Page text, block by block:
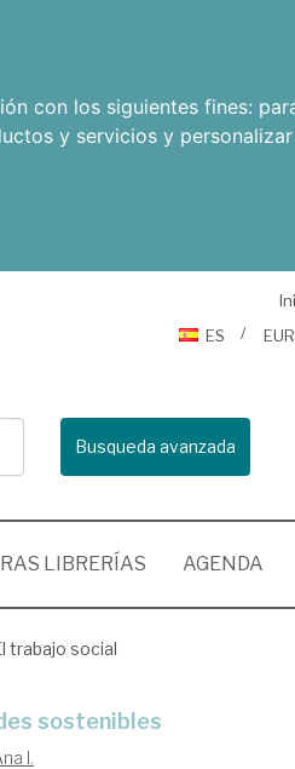
con los siguientes fines:
y servicios y
ES
EUR
Busqueda avanzada
LIBRERÍAS AGENDA
trabajo social
sostenibles
I.